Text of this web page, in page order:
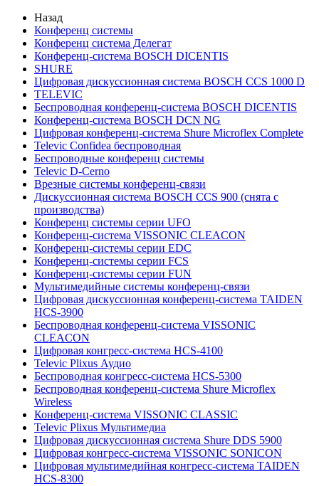
Назад
Конференц системы
Конференц система Делегат
Конференц-система BOSCH DICENTIS
SHURE
Цифровая дискуссионная система BOSCH CCS 1000 D
TELEVIC
Беспроводная конференц-система BOSCH DICENTIS
Конференц-система BOSCH DCN NG
Цифровая конференц-система Shure Microflex Complete
Televic Confidea беспроводная
Беспроводные конференц системы
Televic D-Cerno
Врезные системы конференц-связи
Дискуссионная система BOSCH CCS 900 (снята с
производства)
Конференц системы серии UFO
Конференц-система VISSONIC CLEACON
Конференц-системы серии EDC
Конференц-системы серии FCS
Конференц-системы серии FUN
Мультимедийные системы конференц-связи
Цифровая дискуссионная конференц-система TAIDEN
HCS-3900
Беспроводная конференц-система VISSONIC
CLEACON
Цифровая конгресс-система HCS-4100
Televic Plixus Аудио
Беспроводная конгресс-система HCS-5300
Беспроводная конференц-система Shure Microflex
Wireless
Конференц-система VISSONIC CLASSIC
Televic Plixus Мультимедиа
Цифровая дискуссионная система Shure DDS 5900
Цифровая конгресс-система VISSONIC SONICON
Цифровая мультимедийная конгресс-система TAIDEN
HCS-8300